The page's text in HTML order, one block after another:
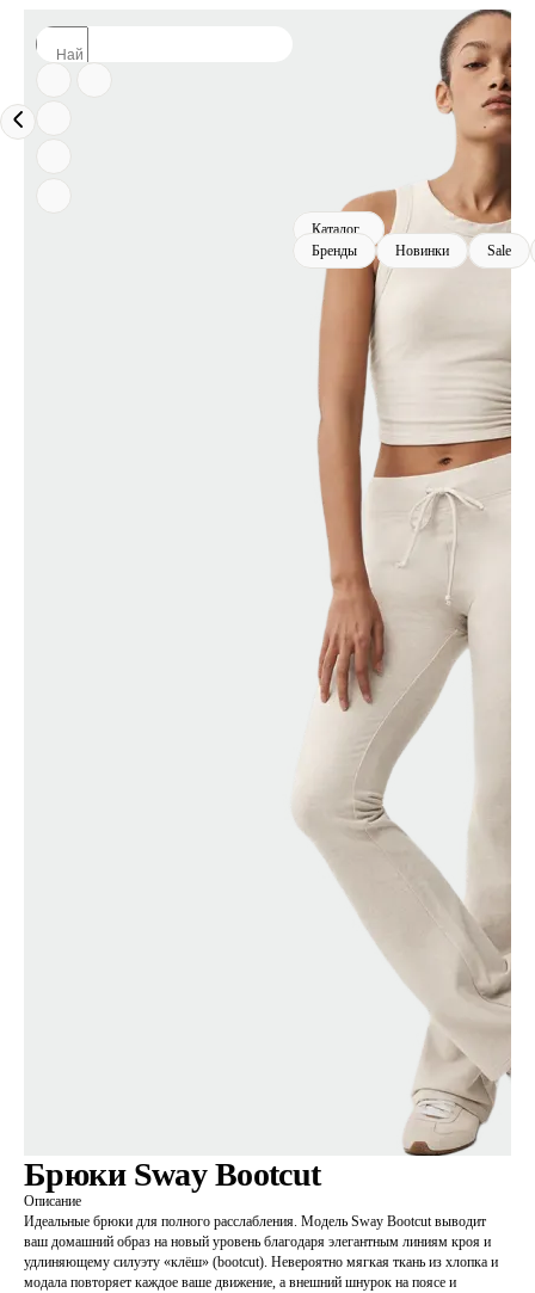
Каталог
Бренды
Новинки Sale
Брюки Sway Bootcut
Описание
Идеальные брюки для полного расслабления. Модель Sway Bootcut выводит
ваш домашний образ на новый уровень благодаря элегантным линиям кроя и
удлиняющему силуэту «клёш» (bootcut). Невероятно мягкая ткань из хлопка и
модала повторяет каждое ваше движение, а внешний шнурок на поясе и